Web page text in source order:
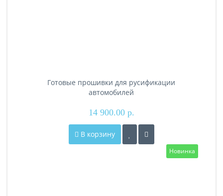
Готовые прошивки для русификации
автомобилей
14 900.00 р.
В корзину
Новинка